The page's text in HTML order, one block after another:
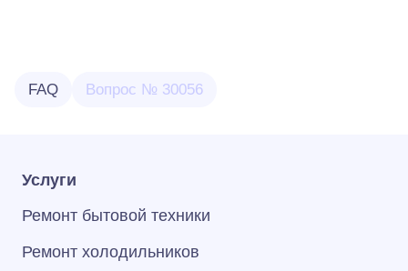
FAQ Вопрос № 30056
Услуги
Ремонт бытовой техники
Ремонт холодильников